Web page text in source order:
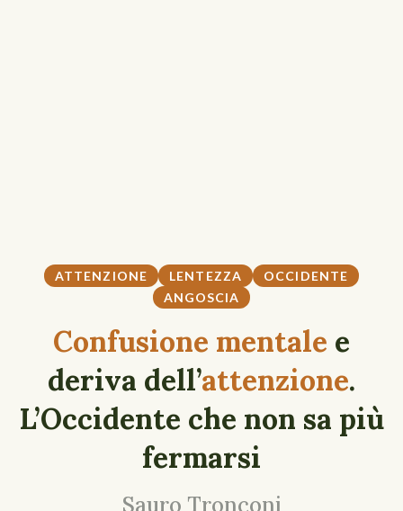
ATTENZIONE LENTEZZA
OCCIDENTE
ANGOSCIA
Confusione mentale e
deriva dell’attenzione.
L’Occidente che non sa più
fermarsi
Sauro Tronconi